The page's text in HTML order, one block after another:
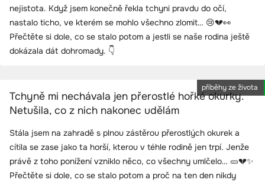
nejistota. Když jsem konečně řekla tchyni pravdu do očí,
nastalo ticho, ve kterém se mohlo všechno zlomit… 😢💔👀
Přečtěte si dole, co se stalo potom a jestli se naše rodina ještě
dokázala dát dohromady. 👇
příběhy ze života
Tchyně mi nechávala jen přerostlé hořké okurky.
Netušila, co z nich nakonec udělám
Stála jsem na zahradě s plnou zástěrou přerostlých okurek a
cítila se zase jako ta horší, kterou v téhle rodině jen trpí. Jenže
právě z toho ponížení vzniklo něco, co všechny umlčelo… 🥒💔✨
Přečtěte si dole, co se stalo potom a proč na ten den nikdy